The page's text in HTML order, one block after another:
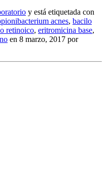
y está etiquetada con
acnes, bacilo
retinoico, eritromicina base,
en 8 marzo, 2017 por